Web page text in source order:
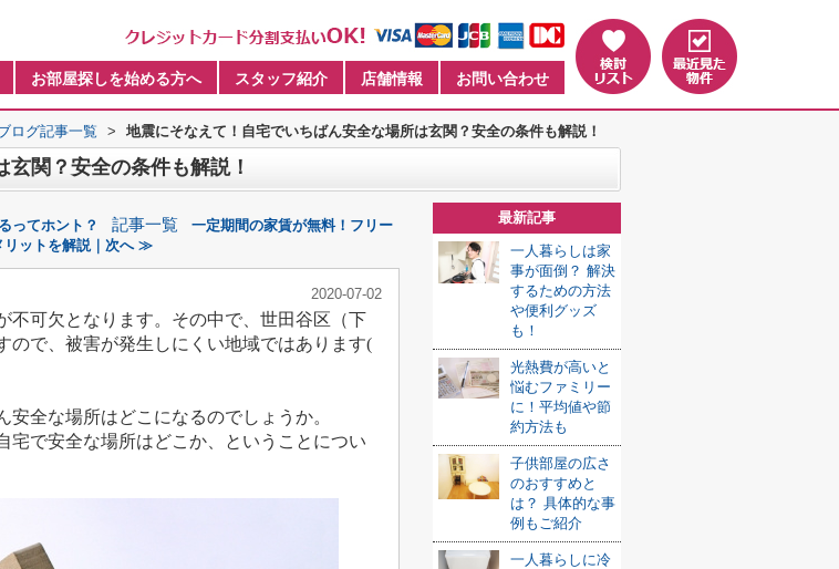
お部屋探しを始める方へ スタッフ紹介 店舗情報 お問い合わせ
ログ記事一覧 > 地震にそなえて！自宅でいちばん安全な場所は玄関？安全の条件も解説！
関？安全の条件も解説！
ってホント？ 記事一覧
一定期間の家賃が無料！フリー
リットを解説｜次へ ≫
2020-07-02
可欠となります。その中で、世田谷区（下
ので、被害が発生しにくい地域ではあります(
全な場所はどこになるのでしょうか。
宅で安全な場所はどこか、ということについ
最新記事
一人暮らしは家
事が面倒？ 解決
するための方法
や便利グッズ
も！
光熱費が高いと
悩むファミリー
に！平均値や節
約方法も
子供部屋の広さ
のおすすめと
は？ 具体的な事
例もご紹介
一人暮らしに冷